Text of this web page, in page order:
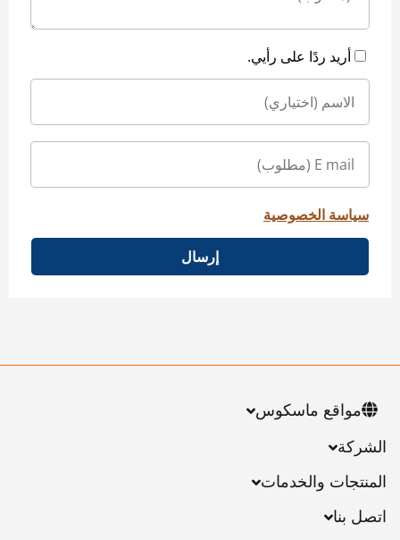
أريد ردًا على رأيي.
سياسة الخصوصية
إرسال
الشركة
المنتجات والخدمات
اتصل بنا
مواقع ماسكوس